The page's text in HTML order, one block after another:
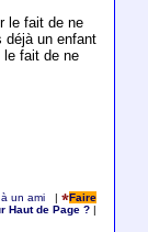
le fait de ne
déjà un enfant
fait de ne
un ami |
Faire
Haut de Page ?